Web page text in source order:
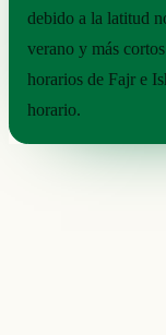
debido a la latitud
verano y más
horarios de Fajr e
horario.